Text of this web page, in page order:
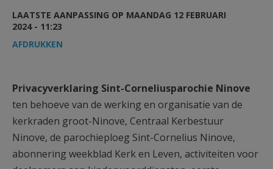
HULP
AANMELDEN OF REGISTREREN
LAATSTE AANPASSING OP MAANDAG 12 FEBRUARI
2024 - 11:23
AFDRUKKEN
Privacyverklaring Sint-Corneliusparochie Ninove
ten behoeve van de werking en organisatie van de
kerkraden groot-Ninove, Centraal Kerbestuur
Ninove, de parochieploeg Sint-Cornelius Ninove,
abonnering weekblad Kerk en Leven, activiteiten voor